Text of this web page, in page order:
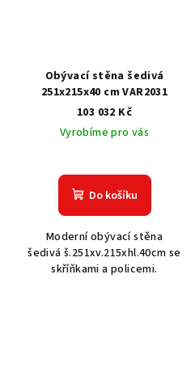
Obývací stěna šedivá
251x215x40 cm VAR2031
103 032 Kč
Vyrobíme pro vás
Do košíku
Moderní obývací stěna
šedivá š.251xv.215xhl.40cm se
skříňkami a policemi.